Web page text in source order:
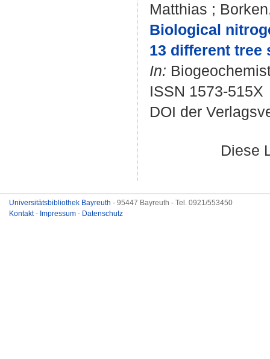
Matthias ;
Biological
13 different tree
In:
ISSN 1573-515X
DOI der
Diese
Universitätsbibliothek Bayreuth - 95447 Bayreuth - Tel. 0921/553450
Kontakt- Impressum - Datenschutz